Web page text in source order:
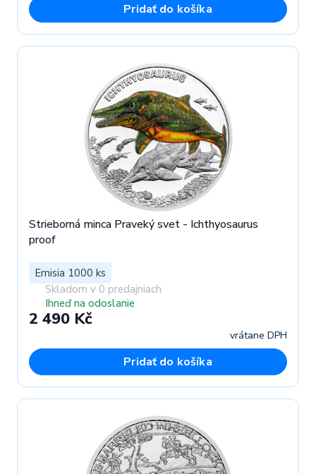
Pridať do košíka
Strieborná minca Praveký svet - Ichthyosaurus
proof
Emisia 1000 ks
Skladom v 0 predajniach
Ihneď na odoslanie
2 490 Kč
vrátane DPH
Pridať do košíka